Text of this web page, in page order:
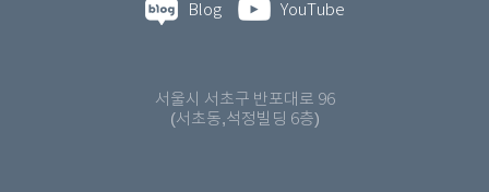
Blog YouTube
서울시 서초구 반포대로 96
(서초동,석정빌딩 6층)